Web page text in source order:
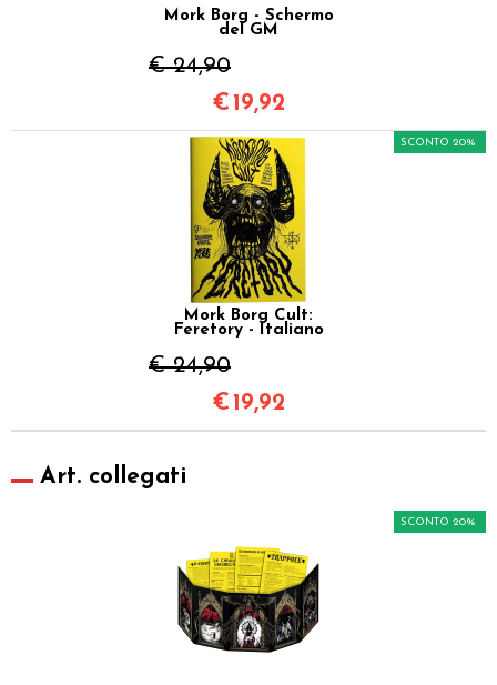
Mork Borg - Schermo
del GM
€ 24,90
€ 19,92
Mork Borg Cult:
Feretory - Italiano
€ 24,90
SCONTO 20%
€ 19,92
Art. collegati
SCONTO 20%